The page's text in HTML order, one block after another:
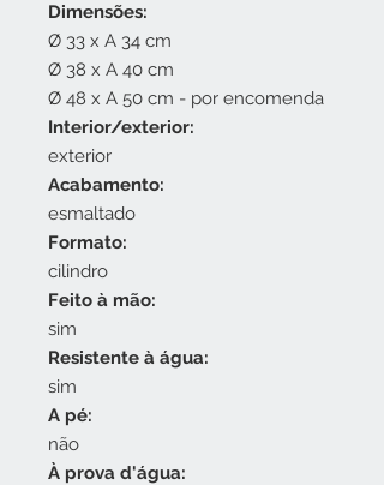
Dimensões:
Ø 33 x A 34 cm
Ø 38 x A 40 cm
Ø 48 x A 50 cm - por encomenda
Interior/exterior:
exterior
Acabamento:
esmaltado
Formato:
cilindro
Feito à mão:
sim
Resistente à água:
sim
A pé:
não
À prova d'água: